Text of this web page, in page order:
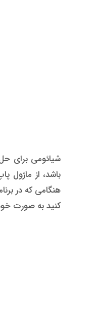
باشد، از ماژول
هنگامی که در
کنید به صورت